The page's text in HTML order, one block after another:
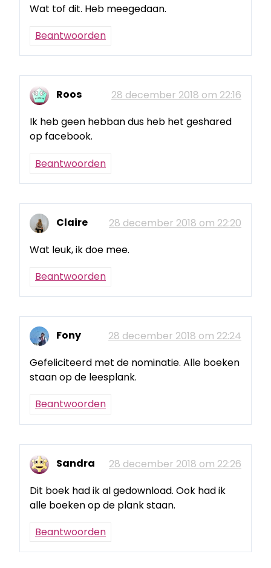
Wat tof dit. Heb meegedaan.
Beantwoorden
Roos
28 december 2018 om 22:16
Ik heb geen hebban dus heb het geshared
op facebook.
Beantwoorden
Claire
28 december 2018 om 22:20
Wat leuk, ik doe mee.
Beantwoorden
Fony
28 december 2018 om 22:24
Gefeliciteerd met de nominatie. Alle boeken
staan op de leesplank.
Beantwoorden
Sandra
28 december 2018 om 22:26
Dit boek had ik al gedownload. Ook had ik
alle boeken op de plank staan.
Beantwoorden